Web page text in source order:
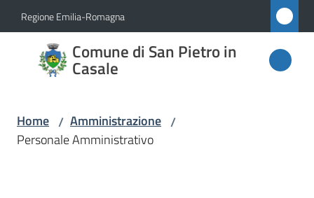
Vai al contenuto
Vai alla navigazione
Vai al footer
Regione Emilia-Romagna
Comune di San Pietro in
Casale
Comune
di San
Casale
Home / Amministrazione /
Personale Amministrativo